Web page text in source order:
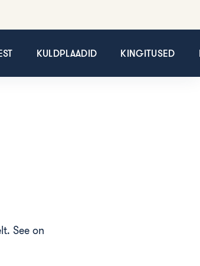
KULDPLAADID KINGITUSED
See on